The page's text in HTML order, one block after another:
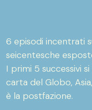
6 episodi incentrati
seicentesche
I primi 5 successivi
carta del Globo,
è la postfazione.